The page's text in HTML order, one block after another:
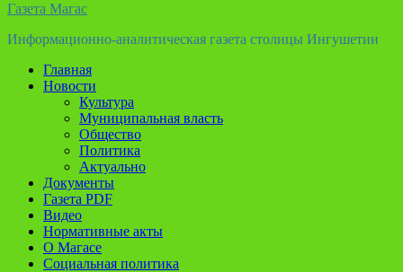
Газета Магас
Информационно-аналитическая газета столицы Ингушетии
Главная
Новости
Культура
Муниципальная власть
Общество
Политика
Актуально
Документы
Газета PDF
Видео
Нормативные акты
О Магасе
Социальная политика